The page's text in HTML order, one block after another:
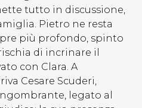
tutto in discussione,
Pietro ne resta
più profondo, spinto
di incrinare il
con Clara. A
Cesare Scuderi,
legato al